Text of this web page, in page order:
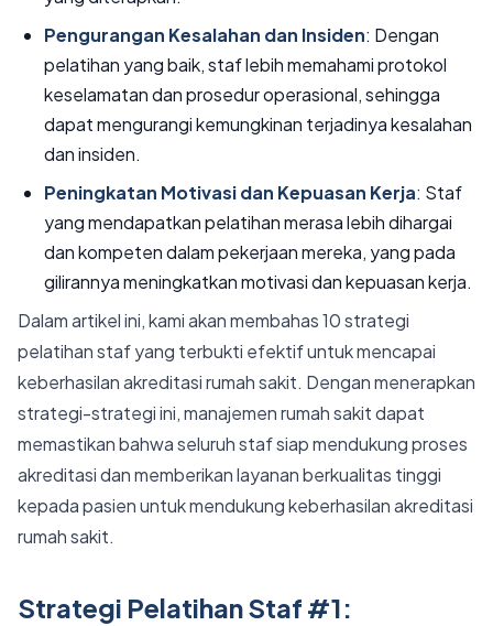
Pengurangan Kesalahan dan Insiden: Dengan
pelatihan yang baik, staf lebih memahami protokol
keselamatan dan prosedur operasional, sehingga
dapat mengurangi kemungkinan terjadinya kesalahan
dan insiden.
Peningkatan Motivasi dan Kepuasan Kerja: Staf
yang mendapatkan pelatihan merasa lebih dihargai
dan kompeten dalam pekerjaan mereka, yang pada
gilirannya meningkatkan motivasi dan kepuasan kerja.
Dalam artikel ini, kami akan membahas 10 strategi
pelatihan staf yang terbukti efektif untuk mencapai
keberhasilan akreditasi rumah sakit. Dengan menerapkan
strategi-strategi ini, manajemen rumah sakit dapat
memastikan bahwa seluruh staf siap mendukung proses
akreditasi dan memberikan layanan berkualitas tinggi
kepada pasien untuk mendukung keberhasilan akreditasi
rumah sakit.
Strategi Pelatihan Staf #1: